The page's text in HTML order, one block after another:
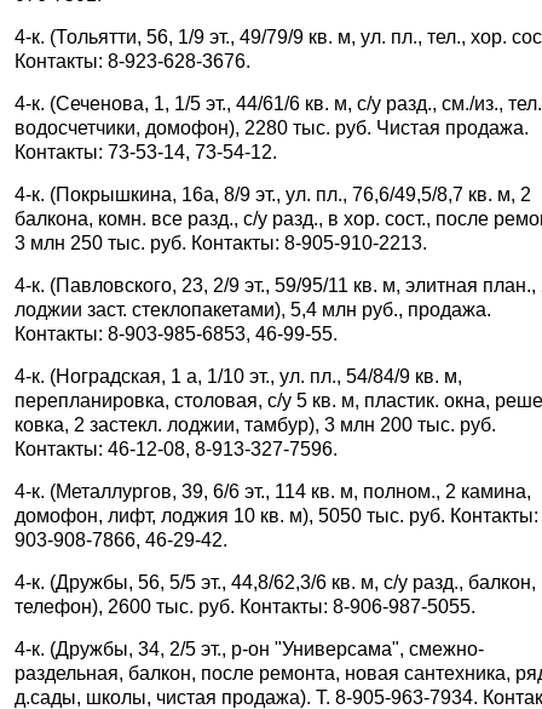
4-к. (Тольятти, 56, 1/9 эт., 49/79/9 кв. м, ул. пл., тел., хор.
Контакты: 8-923-628-3676.
4-к. (Сеченова, 1, 1/5 эт., 44/61/6 кв. м, с/у разд., см./из.,
водосчетчики, домофон), 2280 тыс. руб. Чистая продажа.
Контакты: 73-53-14, 73-54-12.
4-к. (Покрышкина, 16а, 8/9 эт., ул. пл., 76,6/49,5/8,7 кв. м, 2
балкона, комн. все разд., с/у разд., в хор. сост., после
3 млн 250 тыс. руб. Контакты: 8-905-910-2213.
4-к. (Павловского, 23, 2/9 эт., 59/95/11 кв. м, элитная план.,
лоджии заст. стеклопакетами), 5,4 млн руб., продажа.
Контакты: 8-903-985-6853, 46-99-55.
4-к. (Ноградская, 1 а, 1/10 эт., ул. пл., 54/84/9 кв. м,
перепланировка, столовая, с/у 5 кв. м, пластик. окна,
ковка, 2 застекл. лоджии, тамбур), 3 млн 200 тыс. руб.
Контакты: 46-12-08, 8-913-327-7596.
4-к. (Металлургов, 39, 6/6 эт., 114 кв. м, полном., 2 камина,
домофон, лифт, лоджия 10 кв. м), 5050 тыс. руб. Контакты:
903-908-7866, 46-29-42.
4-к. (Дружбы, 56, 5/5 эт., 44,8/62,3/6 кв. м, с/у разд., балкон,
телефон), 2600 тыс. руб. Контакты: 8-906-987-5055.
4-к. (Дружбы, 34, 2/5 эт., р-он "Универсама", смежно-
раздельная, балкон, после ремонта, новая сантехника,
д.сады, школы, чистая продажа). Т. 8-905-963-7934.